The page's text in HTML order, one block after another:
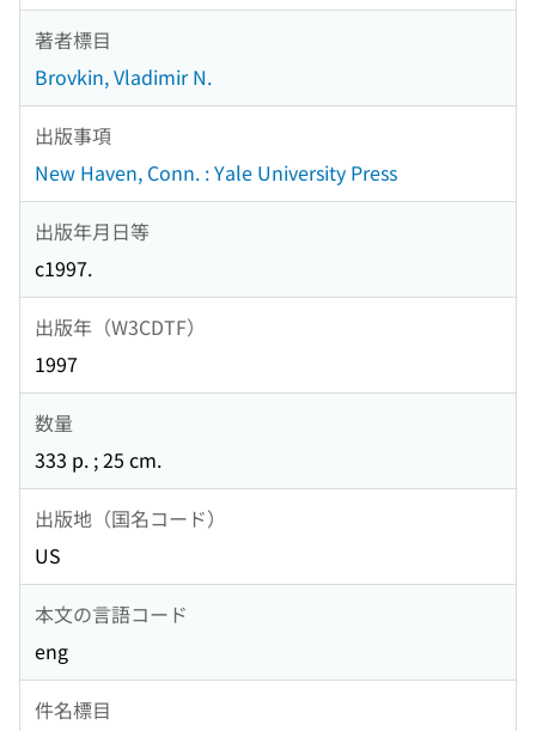
著者標目
Brovkin, Vladimir N.
出版事項
New Haven, Conn. : Yale University Press
出版年月日等
c1997.
出版年（W3CDTF）
1997
数量
333 p. ; 25 cm.
出版地（国名コード）
US
本文の言語コード
eng
件名標目